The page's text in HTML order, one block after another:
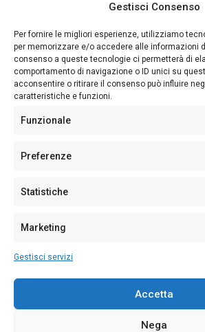
Gestisci Consenso
Per fornire le migliori esperienze, utilizziamo
per memorizzare e/o accedere alle informazioni
consenso a queste tecnologie ci permetterà di
comportamento di navigazione o ID unici su
acconsentire o ritirare il consenso può influire
caratteristiche e funzioni.
Funzionale
Preferenze
Statistiche
Marketing
Gestisci servizi
Accetta
Nega
Sardegna Ieri-Oggi-Domani nasce per
lettori su quanto accade in Sardegna, con un
nostro passato e, soprattutto, al nostro
Follow Us
Sede:Via Cristoforo Colombo 09013
Partita IVA02270380922
128/2020 del 10/02/2020
Per la Pubblicità: